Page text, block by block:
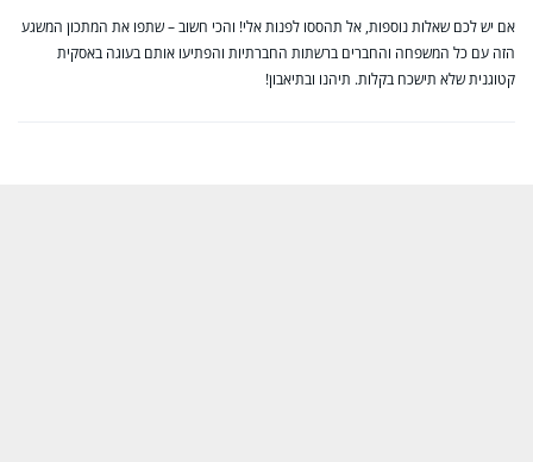
אם יש לכם שאלות נוספות, אל תהססו לפנות אלי! והכי חשוב – שתפו את המתכון המשגע
הזה עם כל המשפחה והחברים ברשתות החברתיות והפתיעו אותם בעוגה באסקית
קטוגנית שלא תישכח בקלות. תיהנו ובתיאבון!